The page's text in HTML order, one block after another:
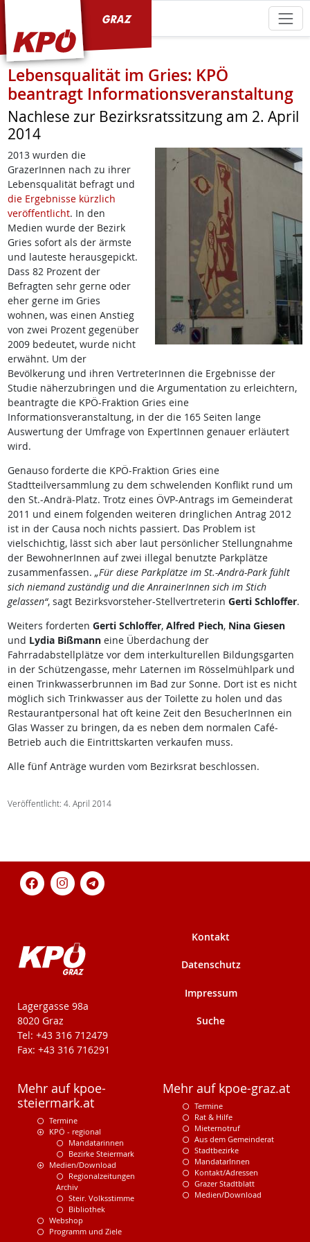
Lebensqualität im Gries: KPÖ
beantragt Informationsveranstaltung
Nachlese zur Bezirksratssitzung am 2. April
2014
2013 wurden die
GrazerInnen nach zu ihrer
Lebensqualität befragt und
die Ergebnisse kürzlich
veröffentlicht. In den
Medien wurde der Bezirk
Gries sofort als der ärmste
und lauteste herausgepickt.
Dass 82 Prozent der
Befragten sehr gerne oder
eher gerne im Gries
wohnen, was einen Anstieg
von zwei Prozent gegenüber
2009 bedeutet, wurde nicht
erwähnt. Um der
Bevölkerung und ihren VertreterInnen die Ergebnisse der
Studie näherzubringen und die Argumentation zu erleichtern,
beantragte die KPÖ-Fraktion Gries eine
Informationsveranstaltung, in der die 165 Seiten lange
Auswertung der Umfrage von ExpertInnen genauer erläutert
wird.
Genauso forderte die KPÖ-Fraktion Gries eine
Stadtteilversammlung zu dem schwelenden Konflikt rund um
den St.-Andrä-Platz. Trotz eines ÖVP-Antrags im Gemeinderat
2011 und einem folgenden weiteren dringlichen Antrag 2012
ist in der Causa noch nichts passiert. Das Problem ist
vielschichtig, lässt sich aber laut persönlicher Stellungnahme
der BewohnerInnen auf zwei illegal benutzte Parkplätze
zusammenfassen. „Für diese Parkplätze im St.-Andrä-Park fühlt
sich niemand zuständig und die AnrainerInnen sich im Stich
gelassen“, sagt Bezirksvorsteher-Stellvertreterin Gerti Schloffer.
Weiters forderten Gerti Schloffer, Alfred Piech, Nina Giesen
und Lydia Bißmanneine Überdachung der
Fahrradabstellplätze vor dem interkulturellen Bildungsgarten
in der Schützengasse, mehr Laternen im Rösselmühlpark und
einen Trinkwasserbrunnen im Bad zur Sonne. Dort ist es nicht
möglich sich Trinkwasser aus der Toilette zu holen und das
Restaurantpersonal hat oft keine Zeit den BesucherInnen ein
Glas Wasser zu bringen, da es neben dem normalen Café-
Betrieb auch die Eintrittskarten verkaufen muss.
Alle fünf Anträge wurden vom Bezirksrat beschlossen.
Veröffentlicht: 4. April 2014
KPÖ-Steiermark
Lagergasse 98a
8020 Graz
Tel: +43 316 712479
Fax: +43 316 716291
Kontakt
Datenschutz
Impressum
Suche
Mehr auf kpoe-
steiermark.at
Termine
KPÖ - regional
Mandatarinnen
Bezirke Steiermark
Medien/Download
Regionalzeitungen
Archiv
Steir. Volksstimme
Bibliothek
Webshop
Programm und Ziele
Mehr auf kpoe-graz.at
Termine
Rat & Hilfe
Mieternotruf
Aus dem Gemeinderat
Stadtbezirke
MandatarInnen
Kontakt/Adressen
Grazer Stadtblatt
Medien/Download